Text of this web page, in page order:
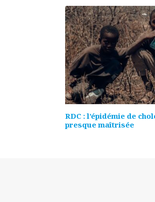
RDC : l’épidémie de
presque maîtrisée